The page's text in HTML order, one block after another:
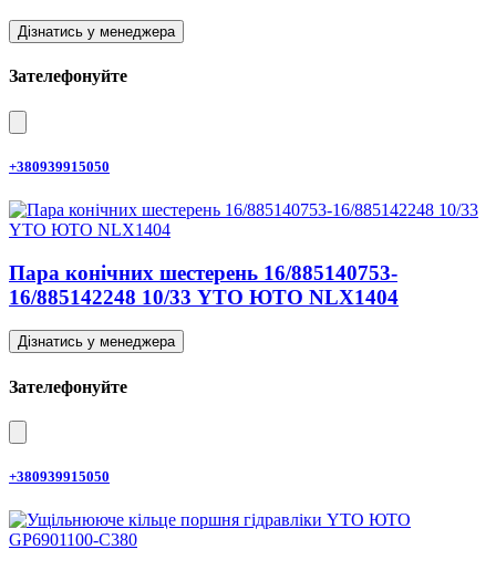
Дізнатись у менеджера
Зателефонуйте
+380939915050
Пара конічних шестерень 16/885140753-
16/885142248 10/33 YTO ЮТО NLX1404
Дізнатись у менеджера
Зателефонуйте
+380939915050